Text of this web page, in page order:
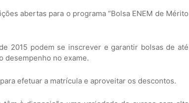
abertas para o programa “Bolsa ENEM de Mérito
2015 podem se inscrever e garantir bolsas de até
desempenho no exame.
efetuar a matrícula e aproveitar os descontos.